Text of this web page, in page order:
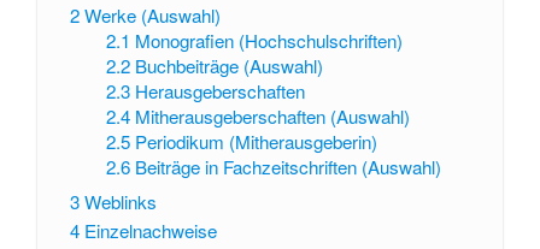
2Werke (Auswahl)
2.1 Monografien (Hochschulschriften)
2.2 Buchbeiträge (Auswahl)
2.3 Herausgeberschaften
2.4 Mitherausgeberschaften (Auswahl)
2.5 Periodikum (Mitherausgeberin)
2.6 Beiträge in Fachzeitschriften (Auswahl)
3Weblinks
4 Einzelnachweise